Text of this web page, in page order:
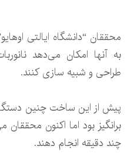
محققان “دانشگاه ایالتی
به آنها امکان می‌دهد
طراحی و شبیه سازی کنند.
پیش از این ساخت چنین
برانگیز بود اما اکنون
چند دقیقه انجام دهند.